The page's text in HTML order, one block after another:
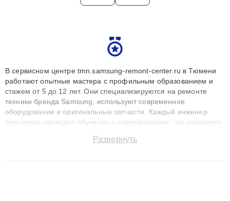
В сервисном центре tmn.samsung-remont-center.ru в Тюмени
работают опытные мастера с профильным образованием и
стажем от 5 до 12 лет. Они специализируются на ремонте
техники бренда Samsung, используют современное
оборудование и оригинальные запчасти. Каждый инженер
регулярно проходит обучение и сертификацию, что позволяет
технику с сохранением гарантии до 3 лет. Наши мастера
Развернуть